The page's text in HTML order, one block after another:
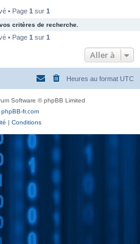
c
e
• Page 1 sur 1
critères de recherche.
• Page 1 sur 1
Aller à
Heures au format UTC
Software © phpBB Limited
phpBB-fr.com
| Conditions